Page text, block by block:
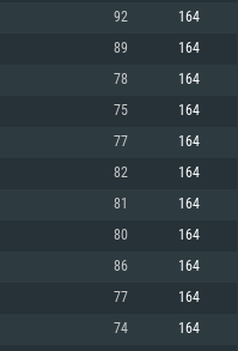
Radeon 77XX / NVIDIA
은 지원하지 않습니다)
(Mac), 혹은 이와 비슷한 성
상도: 720p
드라이버를 지원하는 NVIDIA
며 최신 그래픽 드라이버를 지
도 720p)
92 164
89 164
78 164
75 164
77 164
82 164
81 164
80 164
86 164
77 164
74 164